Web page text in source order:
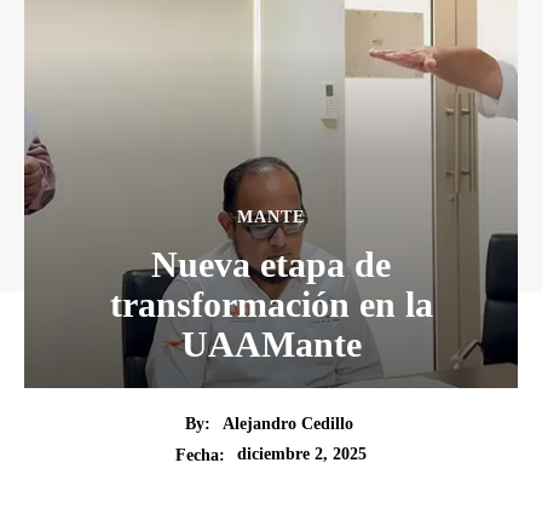
MANTE
Nueva etapa de
transformación en la
UAAMante
By:
Alejandro Cedillo
Fecha:
diciembre 2, 2025